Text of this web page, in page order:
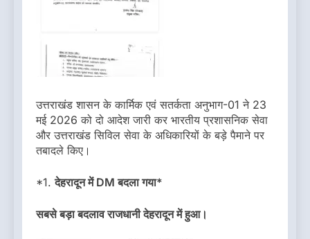
उत्तराखंड शासन के कार्मिक एवं सतर्कता अनुभाग-01 ने 23
मई 2026 को दो आदेश जारी कर भारतीय प्रशासनिक सेवा
और उत्तराखंड सिविल सेवा के अधिकारियों के बड़े पैमाने पर
तबादले किए।
*1.देहरादून में DM बदला गया*
सबसे बड़ा बदलाव राजधानी देहरादून में हुआ।